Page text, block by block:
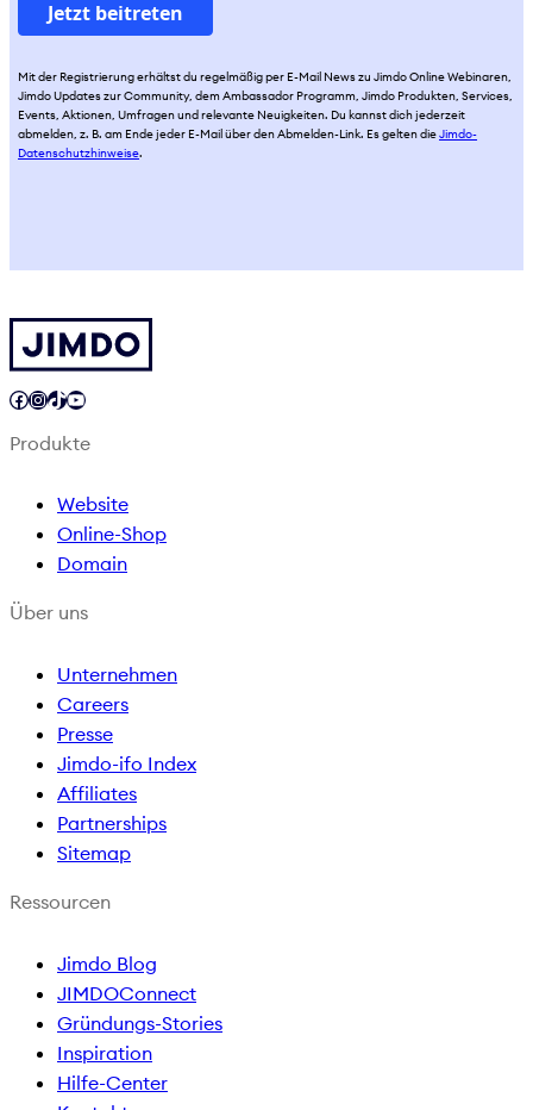
Mit der Registrierung erhältst du regelmäßig per E-Mail News zu Jimdo Online Webinaren,
Jimdo Updates zur Community, dem Ambassador Programm, Jimdo Produkten, Services,
Events, Aktionen, Umfragen und relevante Neuigkeiten. Du kannst dich jederzeit
abmelden, z. B. am Ende jeder E-Mail über den Abmelden-Link. Es gelten dieJimdo-
Datenschutzhinweise.
Facebook InstagramTikTok YouTube
Produkte
Website
Online-Shop
Domain
Über uns
Unternehmen
Careers
Presse
Jimdo-ifo Index
Affiliates
Partnerships
Sitemap
Ressourcen
Jimdo Blog
JIMDOConnect
Gründungs-Stories
Inspiration
Hilfe-Center